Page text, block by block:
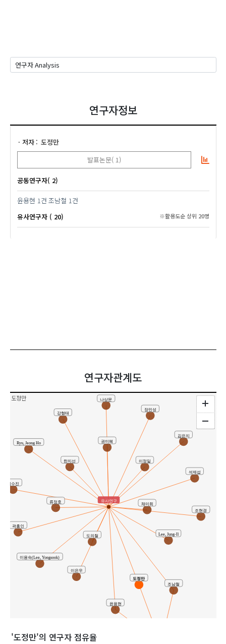
연구자정보
저자
도정만
발표논문( 1)
공동연구자( 2)
윤용현 1건 조남철 1건
유사연구자 ( 20)
※활용도순 상위 20명
연구자관계도
도정만
조남철
윤용현
Lee, Jung-Il
Ryu, Jeong Ho
강형태
곽홍인
권미혜
김은지
나상문
도의철
류정호
석제섭
이용숙(Lee, Yongsook)
이은우
이정일
장민성
조현경
채미희
최수진
한지선
도정만
유사연구
'도정만'의 연구자 점유율